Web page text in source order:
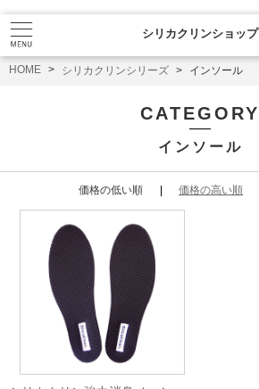
シリカクリンショップ
HOME シリカクリンシリーズ インソール
CATEGORY
インソール
価格の低い順 価格の高い順